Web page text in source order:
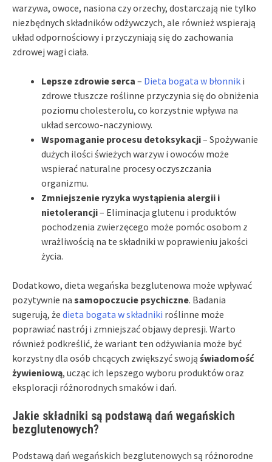
warzywa, owoce, nasiona czy orzechy, dostarczają nie tylko
niezbędnych składników odżywczych, ale również wspierają
układ odpornościowy i przyczyniają się do zachowania
zdrowej wagi ciała.
Lepsze zdrowie serca – Dieta bogata w błonnik i
zdrowe tłuszcze roślinne przyczynia się do obniżenia
poziomu cholesterolu, co korzystnie wpływa na
układ sercowo-naczyniowy.
Wspomaganie procesu detoksykacji– Spożywanie
dużych ilości świeżych warzyw i owoców może
wspierać naturalne procesy oczyszczania
organizmu.
Zmniejszenie ryzyka wystąpienia alergii i
nietolerancji– Eliminacja glutenu i produktów
pochodzenia zwierzęcego może pomóc osobom z
wrażliwością na te składniki w poprawieniu jakości
życia.
Dodatkowo, dieta wegańska bezglutenowa może wpływać
pozytywnie na samopoczucie psychiczne. Badania
sugerują, że dieta bogata w składniki roślinne może
poprawiać nastrój i zmniejszać objawy depresji. Warto
również podkreślić, że wariant ten odżywiania może być
korzystny dla osób chcących zwiększyć swoją świadomość
żywieniową, ucząc ich lepszego wyboru produktów oraz
eksploracji różnorodnych smaków i dań.
Jakie składniki są podstawą dań wegańskich
bezglutenowych?
Podstawą dań wegańskich bezglutenowych są różnorodne